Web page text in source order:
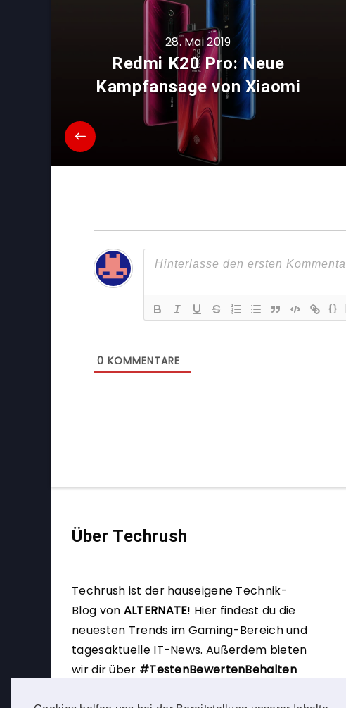
28. Mai 2019
Redmi K20 Pro: Neue
Kampfansage von Xiaomi
{}
0 KOMMENTARE
Über Techrush
Techrush ist der hauseigene Technik-
Blog von ALTERNATE! Hier findest du die
neuesten Trends im Gaming-Bereich und
tagesaktuelle IT-News. Außerdem bieten
wir dir über #TestenBewertenBehalten